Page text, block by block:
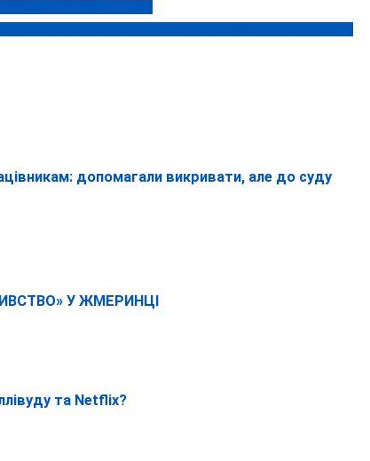
допомагали викривати, але до суду
У ЖМЕРИНЦІ
та Netflix?